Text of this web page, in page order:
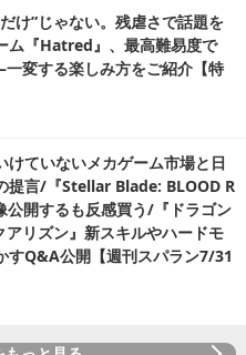
け”じゃない。残虐さで話題を
ム『Hatred』、最高難易度で
変する楽しみ方をご紹介【特
けていないメカゲーム市場と日
提言/『Stellar Blade: BLOOD R
開するも反感買う/『ドラゴン
アリズン』新スキルやハードモ
すQ&A公開【週刊スパラン7/31